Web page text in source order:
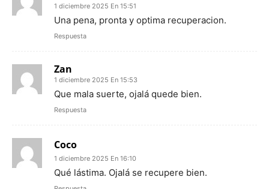
1 diciembre 2025 En 15:51
Una pena, pronta y optima recuperacion.
Respuesta
Zan
1 diciembre 2025 En 15:53
Que mala suerte, ojalá quede bien.
Respuesta
Coco
1 diciembre 2025 En 16:10
Qué lástima. Ojalá se recupere bien.